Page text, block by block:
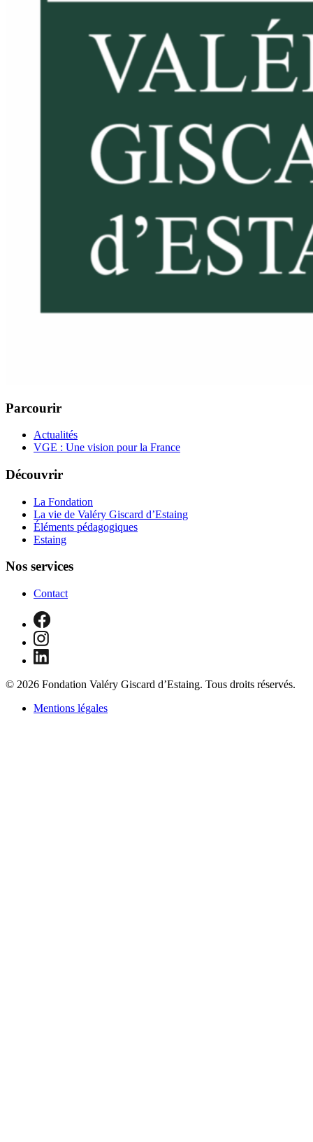
Parcourir
Actualités
VGE : Une vision pour la France
Découvrir
La Fondation
La vie de Valéry Giscard d’Estaing
Éléments pédagogiques
Estaing
Nos services
Contact
© 2026 Fondation Valéry Giscard d’Estaing. Tous droits réservés.
Mentions légales